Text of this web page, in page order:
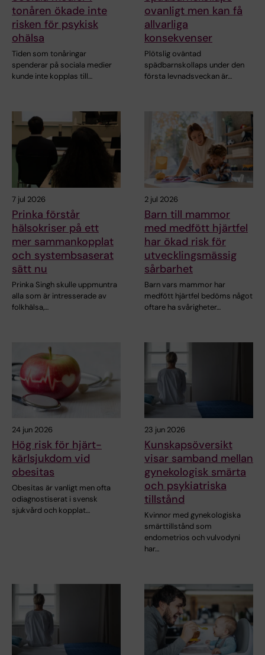
tonåren ökade inte
risken för psykisk
ohälsa
Tiden som tonåringar
spenderar på sociala medier
kunde inte kopplas till…
ovanligt men kan få
allvarliga
konsekvenser
Plötslig oväntad
spädbarnskollaps under den
första levnadsveckan är…
7 jul 2026
Prinka förstår
hälsokriser på ett
mer sammankopplat
och systembsaserat
sätt nu
Prinka Singh skulle uppmuntra
alla som är intresserade av
folkhälsa,…
2 jul 2026
Barn till mammor
med medfött hjärtfel
har ökad risk för
utvecklingsmässig
sårbarhet
Barn vars mammor har
medfött hjärtfel bedöms något
oftare ha svårigheter…
24 jun 2026
Hög risk för hjärt-
kärlsjukdom vid
obesitas
Obesitas är vanligt men ofta
odiagnostiserat i svensk
sjukvård och kopplat…
23 jun 2026
Kunskapsöversikt
visar samband mellan
gynekologisk smärta
och psykiatriska
tillstånd
Kvinnor med gynekologiska
smärttillstånd som
endometrios och vulvodyni
har…